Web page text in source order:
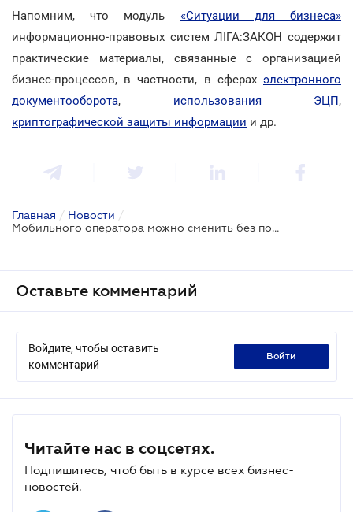
Напомним, что модуль «Ситуации для бизнеса»
информационно-правовых систем ЛІГА:ЗАКОН содержит
практические материалы, связанные с организацией
бизнес-процессов, в частности, в сферах электронного
документооборота, использования ЭЦП,
криптографической защиты информации и др.
Главная / Новости /
Мобильного оператора можно сменить без потери номера
Оставьте комментарий
Войдите, чтобы оставить
комментарий
войти
Читайте нас в соцсетях.
Подпишитесь, чтоб быть в курсе всех бизнес-
новостей.